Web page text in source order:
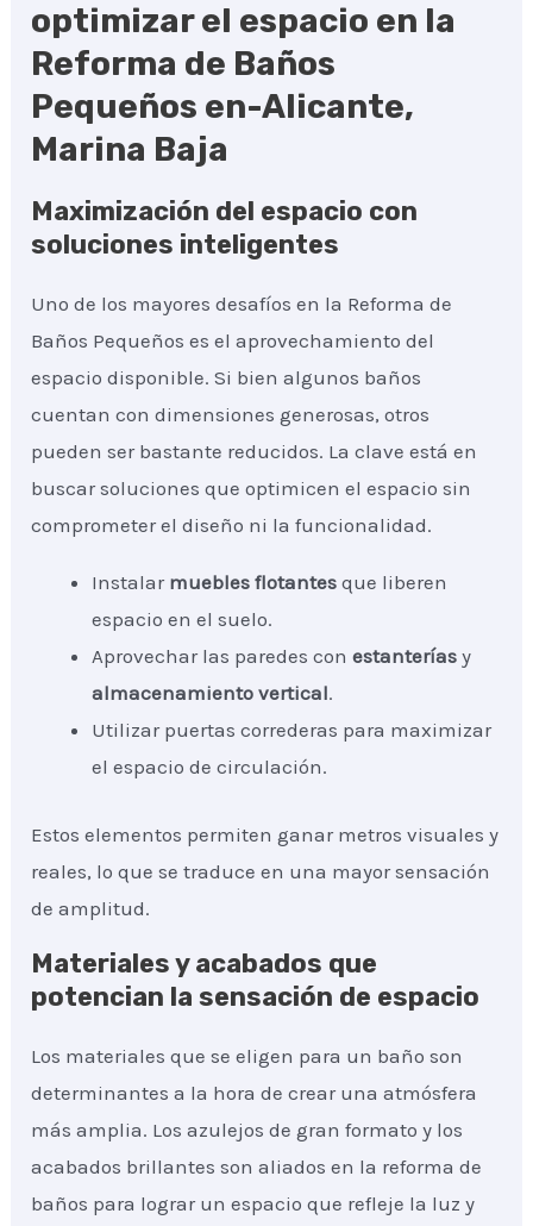
optimizar el espacio en la
Reforma de Baños
Pequeños en-Alicante,
Marina Baja
Maximización del espacio con
soluciones inteligentes
Uno de los mayores desafíos en la Reforma de
Baños Pequeños es el aprovechamiento del
espacio disponible. Si bien algunos baños
cuentan con dimensiones generosas, otros
pueden ser bastante reducidos. La clave está en
buscar soluciones que optimicen el espacio sin
comprometer el diseño ni la funcionalidad.
Instalar muebles flotantes que liberen
espacio en el suelo.
Aprovechar las paredes conestanterías y
almacenamiento vertical.
Utilizar puertas correderas para maximizar
el espacio de circulación.
Estos elementos permiten ganar metros visuales y
reales, lo que se traduce en una mayor sensación
de amplitud.
Materiales y acabados que
potencian la sensación de espacio
Los materiales que se eligen para un baño son
determinantes a la hora de crear una atmósfera
más amplia. Los azulejos de gran formato y los
acabados brillantes son aliados en la reforma de
baños para lograr un espacio que refleje la luz y